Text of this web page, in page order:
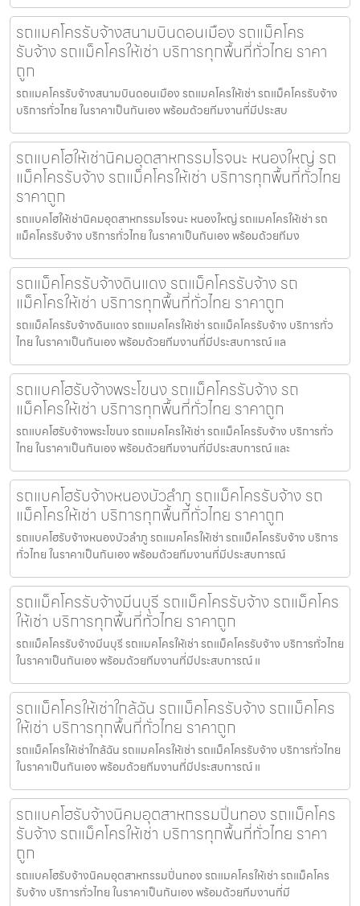
รถแมคโครรับจ้างสนามบินดอนเมือง รถแม็คโคร
รับจ้าง รถแม็คโครให้เช่า บริการทุกพื้นที่ทั่วไทย ราคา
ถูก
รถแมคโครรับจ้างสนามบินดอนเมือง รถแมคโครให้เช่า รถแม็คโครรับจ้าง
บริการทั่วไทย ในราคาเป็นกันเอง พร้อมด้วยทีมงานที่มีประสบ
รถแบคโฮให้เช่านิคมอุตสาหกรรมโรจนะ หนองใหญ่ รถ
แม็คโครรับจ้าง รถแม็คโครให้เช่า บริการทุกพื้นที่ทั่วไทย
ราคาถูก
รถแบคโฮให้เช่านิคมอุตสาหกรรมโรจนะ หนองใหญ่ รถแมคโครให้เช่า รถ
แม็คโครรับจ้าง บริการทั่วไทย ในราคาเป็นกันเอง พร้อมด้วยทีมง
รถแม็คโครรับจ้างดินแดง รถแม็คโครรับจ้าง รถ
แม็คโครให้เช่า บริการทุกพื้นที่ทั่วไทย ราคาถูก
รถแม็คโครรับจ้างดินแดง รถแมคโครให้เช่า รถแม็คโครรับจ้าง บริการทั่ว
ไทย ในราคาเป็นกันเอง พร้อมด้วยทีมงานที่มีประสบการณ์ แล
รถแบคโฮรับจ้างพระโขนง รถแม็คโครรับจ้าง รถ
แม็คโครให้เช่า บริการทุกพื้นที่ทั่วไทย ราคาถูก
รถแบคโฮรับจ้างพระโขนง รถแมคโครให้เช่า รถแม็คโครรับจ้าง บริการทั่ว
ไทย ในราคาเป็นกันเอง พร้อมด้วยทีมงานที่มีประสบการณ์ และ
รถแบคโฮรับจ้างหนองบัวลำภู รถแม็คโครรับจ้าง รถ
แม็คโครให้เช่า บริการทุกพื้นที่ทั่วไทย ราคาถูก
รถแบคโฮรับจ้างหนองบัวลำภู รถแมคโครให้เช่า รถแม็คโครรับจ้าง บริการ
ทั่วไทย ในราคาเป็นกันเอง พร้อมด้วยทีมงานที่มีประสบการณ์
รถแม็คโครรับจ้างมีนบุรี รถแม็คโครรับจ้าง รถแม็คโคร
ให้เช่า บริการทุกพื้นที่ทั่วไทย ราคาถูก
รถแม็คโครรับจ้างมีนบุรี รถแมคโครให้เช่า รถแม็คโครรับจ้าง บริการทั่วไทย
ในราคาเป็นกันเอง พร้อมด้วยทีมงานที่มีประสบการณ์ แ
รถแม็คโครให้เช่าใกล้ฉัน รถแม็คโครรับจ้าง รถแม็คโคร
ให้เช่า บริการทุกพื้นที่ทั่วไทย ราคาถูก
รถแม็คโครให้เช่าใกล้ฉัน รถแมคโครให้เช่า รถแม็คโครรับจ้าง บริการทั่วไทย
ในราคาเป็นกันเอง พร้อมด้วยทีมงานที่มีประสบการณ์ แ
รถแบคโฮรับจ้างนิคมอุตสาหกรรมปิ่นทอง รถแม็คโคร
รับจ้าง รถแม็คโครให้เช่า บริการทุกพื้นที่ทั่วไทย ราคา
ถูก
รถแบคโฮรับจ้างนิคมอุตสาหกรรมปิ่นทอง รถแมคโครให้เช่า รถแม็คโคร
รับจ้าง บริการทั่วไทย ในราคาเป็นกันเอง พร้อมด้วยทีมงานที่มี